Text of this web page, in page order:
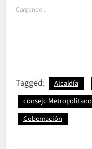
Cargando...
Tagged: Alcaldía
consejo Metropolitano
Gobernación